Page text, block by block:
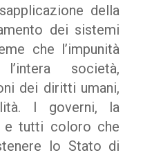
della
dei sistemi
che l’impunità
società,
dei diritti umani,
I governi, la
e tutti coloro che
lo Stato di